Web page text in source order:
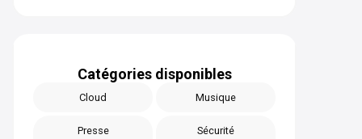
Catégories disponibles
Cloud Musique
Presse
Sécurité